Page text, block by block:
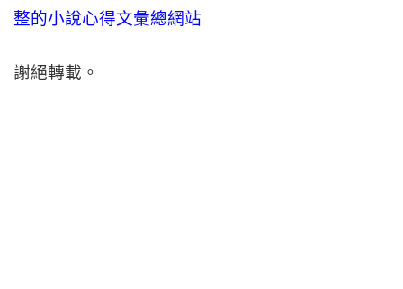
整的小說心得文彙總網站
謝絕轉載。